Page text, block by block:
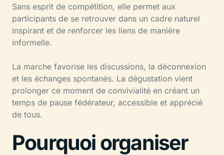
Sans esprit de compétition, elle permet aux
participants de se retrouver dans un cadre naturel
inspirant et de renforcer les liens de manière
informelle.
La marche favorise les discussions, la déconnexion
et les échanges spontanés. La dégustation vient
prolonger ce moment de convivialité en créant un
temps de pause fédérateur, accessible et apprécié
de tous.
Pourquoi organiser